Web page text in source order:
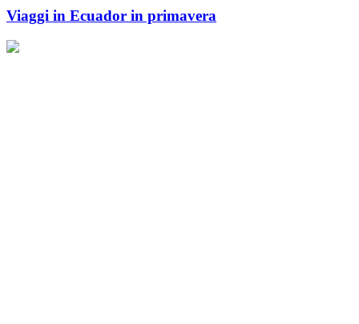
Viaggi in Ecuador in primavera